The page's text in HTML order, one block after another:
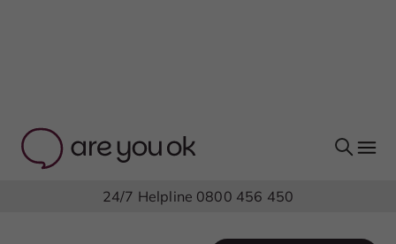
24/7 Helpline 0800 456 450